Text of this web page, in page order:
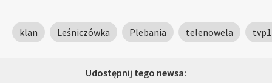
klan Leśniczówka Plebania telenowela tvp1
Udostępnij tego newsa: